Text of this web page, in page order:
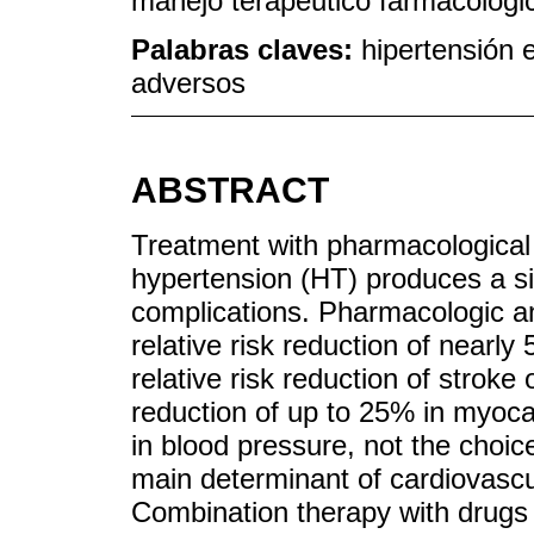
Palabras claves: hipertensión
adversos
ABSTRACT
Treatment with
hypertension (HT) produces a
complications. Pharmacologic
relative risk reduction of nearly
relative risk reduction of stroke
reduction of up to 25% in
in blood pressure, not the
main determinant of
Combination therapy with